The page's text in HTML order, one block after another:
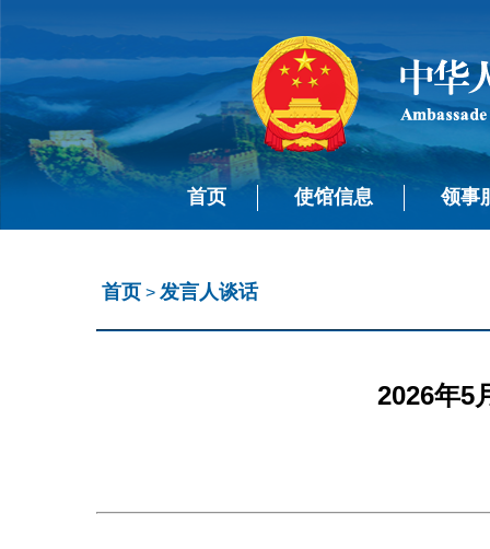
首页 使馆信息 领事
首页 > 发言人谈话
2026年5